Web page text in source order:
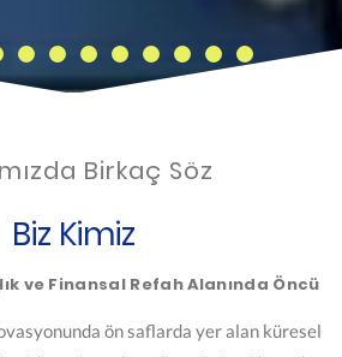
Birkaç Söz
Biz Kimiz
ve Finansal Refah Alanında Öncü
ön saflarda yer alan küresel